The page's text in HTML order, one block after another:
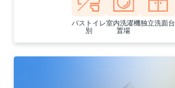
バストイレ
別
室内洗濯機
置場
独立洗面台